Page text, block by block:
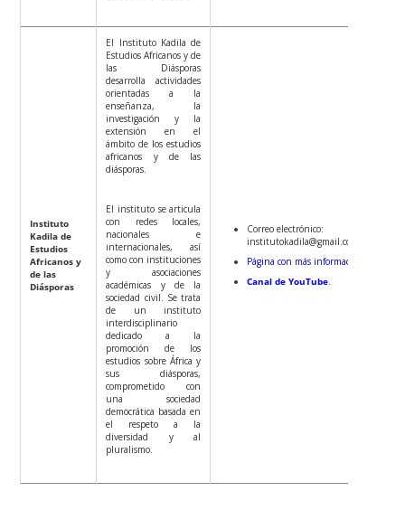
Instituto
Kadila de
Estudios
Africanos y
de las
Diásporas
El Instituto Kadila de
Estudios Africanos y de
las Diásporas
desarrolla actividades
orientadas a la
enseñanza, la
investigación y la
extensión en el
ámbito de los estudios
africanos y de las
diásporas.
El instituto se articula
con redes locales,
nacionales e
internacionales, así
como con instituciones
y asociaciones
académicas y de la
sociedad civil. Se trata
de un instituto
interdisciplinario
dedicado a la
promoción de los
estudios sobre África y
sus diásporas,
comprometido con
una sociedad
democrática basada en
el respeto a la
diversidad y al
pluralismo.
Correo electrónico:
institutokadila@gmail.com
Página con más información
Canal de YouTube